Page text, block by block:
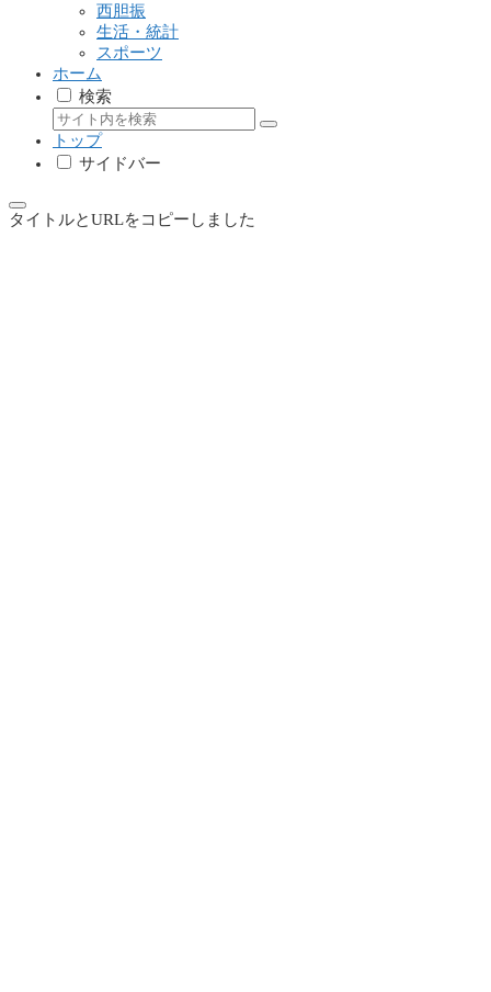
西胆振
生活・統計
スポーツ
ホーム
検索
トップ
サイドバー
タイトルとURLをコピーしました